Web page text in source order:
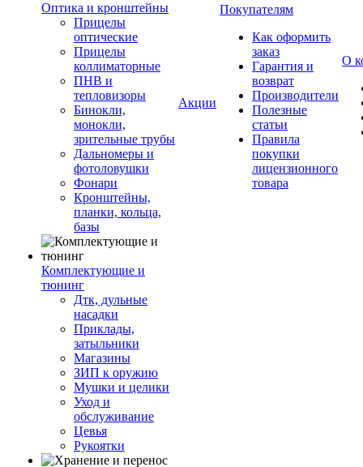
Оптика и кронштейны
Прицелы
оптические
Прицелы
коллиматорные
ПНВ и
тепловизоры
Бинокли,
монокли,
зрительные трубы
Дальномеры и
фотоловушки
Фонари
Кронштейны,
планки, кольца,
базы
Комплектующие и
тюнинг
Дтк, дульные
насадки
Приклады,
затыльники
Магазины
ЗИП к оружию
Мушки и целики
Уход и
обслуживание
Цевья
Рукоятки
Акции
Покупателям
Как оформить
заказ
Гарантия и
возврат
Производители
Полезные
статьи
Правила
покупки
лицензионного
товара
О